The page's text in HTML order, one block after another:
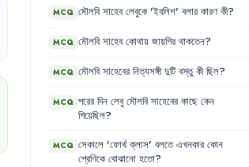
MCQ মৌলবি সাহেব লেবুকে 'ইবলিশ' বলার কারণ কী?
MCQ মৌলবি সাহেব কোথায় জায়গির থাকতেন?
MCQ মৌলবি সাহেবের নিত্যসঙ্গী দুটি বস্তু কী ছিল?
MCQ পরের দিন লেবু মৌলবি সাহেবের কাছে কেন
গিয়েছিল?
MCQ সেকালে 'ফোর্থ ক্লাস' বলতে এখনকার কোন
শ্রেণিকে বোঝানো হতো?